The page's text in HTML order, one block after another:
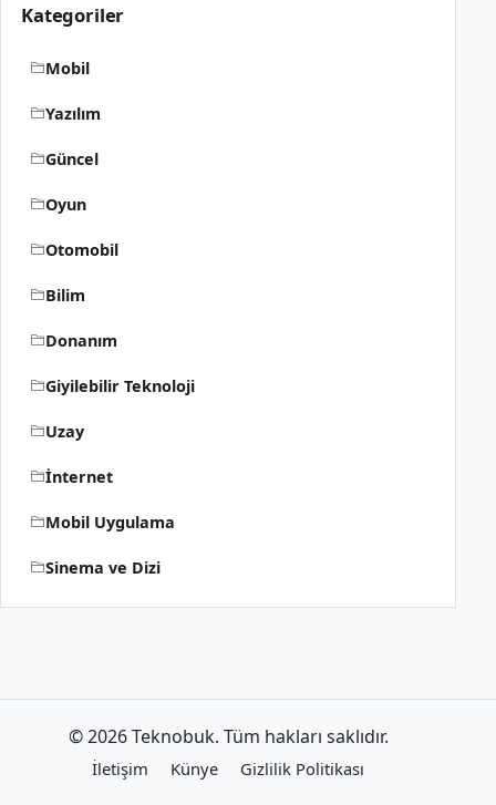
Kategoriler
Mobil
Yazılım
Güncel
Oyun
Otomobil
Bilim
Donanım
Giyilebilir Teknoloji
Uzay
İnternet
Mobil Uygulama
Sinema ve Dizi
İletişim Künye Gizlilik Politikası
© 2026 Teknobuk. Tüm hakları saklıdır.